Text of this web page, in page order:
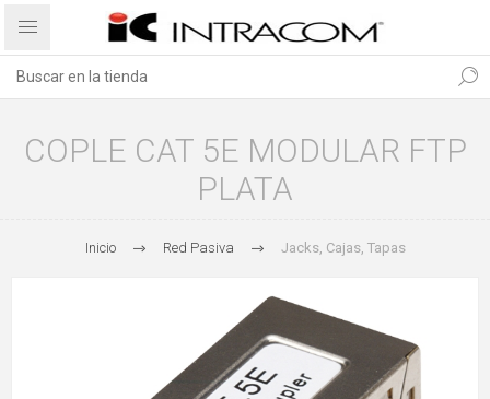
COPLE CAT 5E MODULAR FTP
PLATA
Inicio Red Pasiva Jacks, Cajas, Tapas